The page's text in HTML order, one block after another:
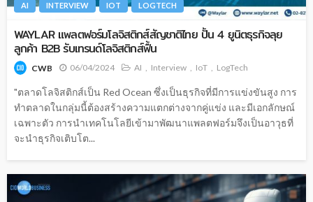
AI INTERVIEW IOT LOGTECH
WAYLAR แพลตฟอร์มโลจิสติกส์สัญชาติไทย ปั้น 4 ยูนิตธุรกิจลุย
ลูกค้า B2B รับเทรนด์โลจิสติกส์ฟื้น
CWB 06/04/2024 AI Interview IoT LogTech
"ตลาดโลจิสติกส์เป็น Red Ocean ซึ่งเป็นธุรกิจที่มีการแข่งขันสูง การ
ทำตลาดในกลุ่มนี้ต้องสร้างความแตกต่างจากคู่แข่ง และมีเอกลักษณ์
เฉพาะตัว การนำเทคโนโลยีเข้ามาพัฒนาแพลตฟอร์มจึงเป็นอาวุธที่
จะนำธุรกิจเติบโต...